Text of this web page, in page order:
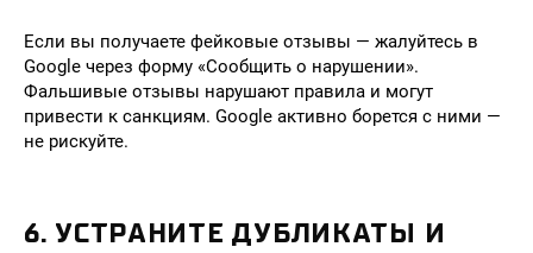
Если вы получаете фейковые отзывы — жалуйтесь в
Google через форму «Сообщить о нарушении».
Фальшивые отзывы нарушают правила и могут
привести к санкциям. Google активно борется с ними —
не рискуйте.
6. УСТРАНИТЕ ДУБЛИКАТЫ И